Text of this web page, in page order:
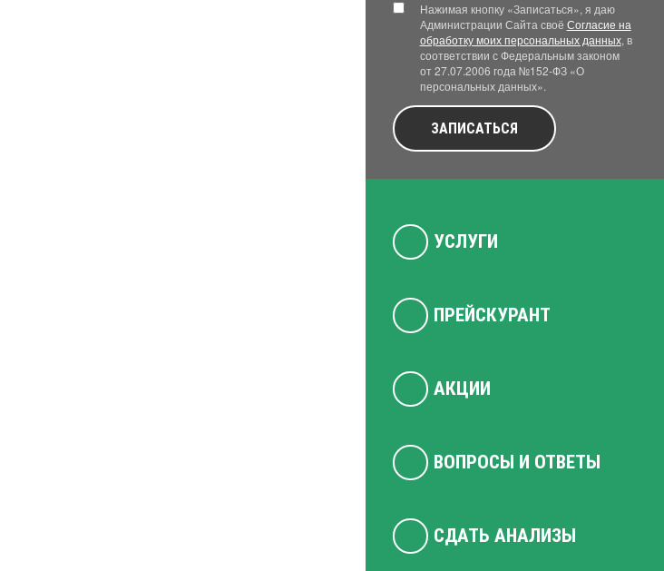
Нажимая кнопку «Записаться», я даю
Администрации Сайта своё Согласие на
обработку моих персональных данных, в
соответствии с Федеральным законом
от 27.07.2006 года №152-ФЗ «О
персональных данных».
ЗАПИСАТЬСЯ
УСЛУГИ
ПРЕЙСКУРАНТ
АКЦИИ
ВОПРОСЫ И ОТВЕТЫ
СДАТЬ АНАЛИЗЫ